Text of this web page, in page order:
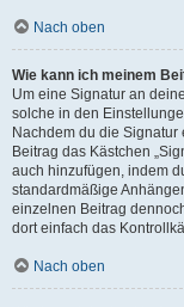
Nach oben
Wie kann ich meinem
Um eine Signatur an
solche in den
Nachdem du die
Beitrag das Kästchen
auch hinzufügen, indem
standardmäßige
einzelnen Beitrag
dort einfach das
Nach oben